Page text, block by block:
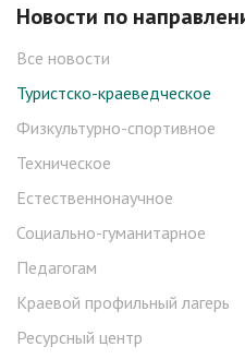
Новости по
Все новости
Туристско-краеведческое
Физкультурно-спортивное
Техническое
Естественнонаучное
Социально-гуманитарное
Педагогам
Краевой профильный лагерь
Ресурсный центр